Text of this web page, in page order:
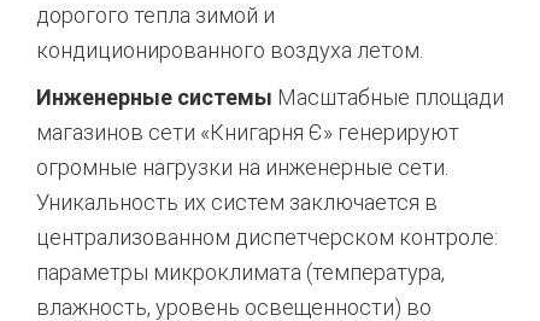
дорогого тепла зимой и
кондиционированного воздуха летом.
Инженерные системы Масштабные площади
магазинов сети «Книгарня Є» генерируют
огромные нагрузки на инженерные сети.
Уникальность их систем заключается в
централизованном диспетчерском контроле:
параметры микроклимата (температура,
влажность, уровень освещенности) во